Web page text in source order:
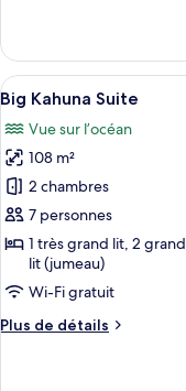
de
l’océan
(SWIM-
UP
QUEEN)
Suite,
au
bord
de
l’océan
(SWIM-
UP
QUEEN)
Afficher
toutes
les
photos
pour
ce
type
chambre :
Big
Kahuna
6
Big Kahuna Suite
Vue sur l’océan
108 m²
2 chambres
7 personnes
1 très grand lit, 2
lit (jumeau)
Wi-Fi gratuit
Plus de détails
Plus